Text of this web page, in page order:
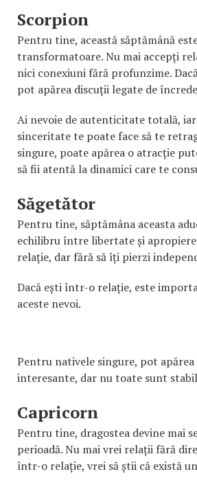
Scorpion
Pentru tine, această săptămână
transformatoare. Nu mai accepți
nici conexiuni fără profunzime.
pot apărea discuții legate de
Ai nevoie de autenticitate totală,
sinceritate te poate face să te
singure, poate apărea o atracție
să fii atentă la dinamici care te
Săgetător
Pentru tine, săptămâna aceasta
echilibru între libertate și
relație, dar fără să îți pierzi
Dacă ești într-o relație, este
aceste nevoi.
Pentru nativele singure, pot
interesante, dar nu toate sunt
Capricorn
Pentru tine, dragostea devine mai
perioadă. Nu mai vrei relații fără
într-o relație, vrei să știi că există